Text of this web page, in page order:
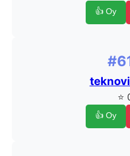
👍 Oy
⭐
👍 Oy